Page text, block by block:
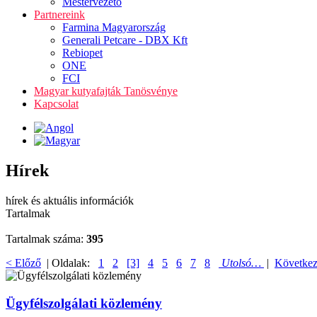
Partnereink
Farmina Magyarország
Generali Petcare - DBX Kft
Rebiopet
ONE
FCI
Magyar kutyafajták Tanösvénye
Kapcsolat
Hírek
hírek és aktuális információk
Tartalmak
Tartalmak száma: 395
< Előző | Oldalak: 1 2 [3] 4 5 6 7 8 Utolsó… |
Ügyfélszolgálati közlemény